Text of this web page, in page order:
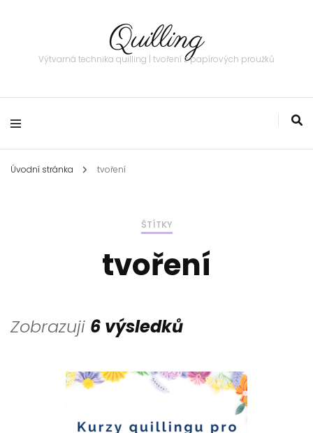
Quilling
Výtvarná technika quilling | tvoření z papírových proužků
Úvodní stránka tvoření
ŠTÍTKY
tvoření
Zobrazuji 6 výsledků